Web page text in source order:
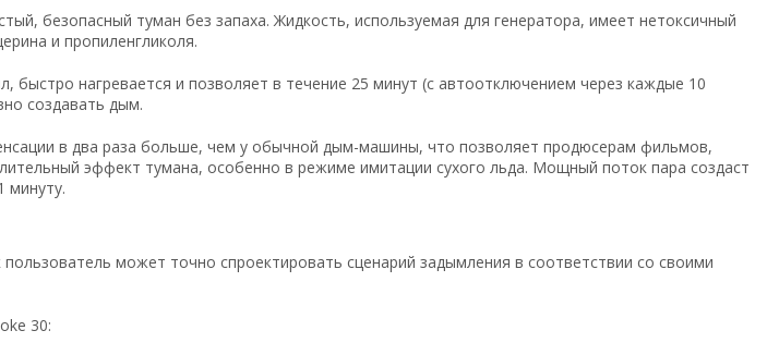
безопасный туман без запаха. Жидкость, используемая для генератора, имеет нетоксичный
и пропиленгликоля.
быстро нагревается и позволяет в течение 25 минут (с автоотключением через каждые 10
создавать дым.
в два раза больше, чем у обычной дым-машины, что позволяет продюсерам фильмов,
эффект тумана, особенно в режиме имитации сухого льда. Мощный поток пара создаст
минуту.
может точно спроектировать сценарий задымления в соответствии со своими
30: